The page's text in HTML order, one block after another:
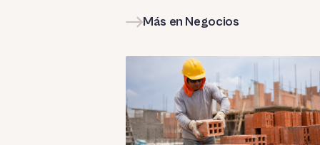
Más en Negocios